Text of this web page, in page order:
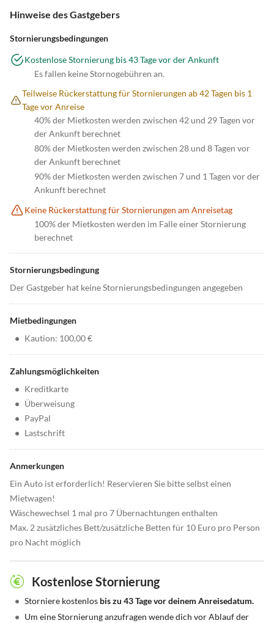
Hinweise des Gastgebers
Stornierungsbedingungen
Kostenlose Stornierung bis 43 Tage vor der Ankunft
Es fallen keine Stornogebühren an.
Teilweise Rückerstattung für Stornierungen ab 42 Tagen bis 1
Tage vor Anreise
40% der Mietkosten werden zwischen 42 und 29 Tagen vor
der Ankunft berechnet
80% der Mietkosten werden zwischen 28 und 8 Tagen vor
der Ankunft berechnet
90% der Mietkosten werden zwischen 7 und 1 Tagen vor der
Ankunft berechnet
Keine Rückerstattung für Stornierungen am Anreisetag
100% der Mietkosten werden im Falle einer Stornierung
berechnet
Stornierungsbedingung
Der Gastgeber hat keine Stornierungsbedingungen angegeben
Mietbedingungen
• Kaution: 100,00 €
Zahlungsmöglichkeiten
• Kreditkarte
• Überweisung
• PayPal
• Lastschrift
Anmerkungen
Ein Auto ist erforderlich! Reservieren Sie bitte selbst einen
Mietwagen!
Wäschewechsel 1 mal pro 7 Übernachtungen enthalten
Max. 2 zusätzliches Bett/zusätzliche Betten für 10 Euro pro Person
pro Nacht möglich
Kostenlose Stornierung
• Storniere kostenlos bis zu 43 Tage vor deinem Anreisedatum.
• Um eine Stornierung anzufragen wende dich vor Ablauf der